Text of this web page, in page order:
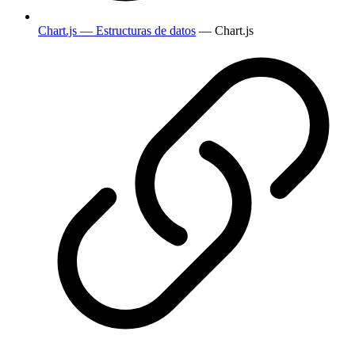
Chart.js — Estructuras de datos — Chart.js